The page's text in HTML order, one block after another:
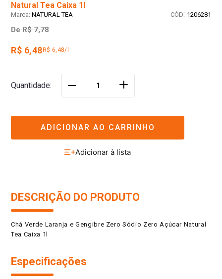
Natural Tea Caixa 1l
NATURAL TEA : 1206281
De R$ 7,78
R$ 6,48 R$ 6,48/l
Quantidade ＋
ADICIONAR AO CARRINHO
DESCRIÇÃO DO PRODUTO
Chá Verde Laranja e Gengibre Zero Sódio Zero Açúcar Natural
Tea Caixa 1l
Especificações